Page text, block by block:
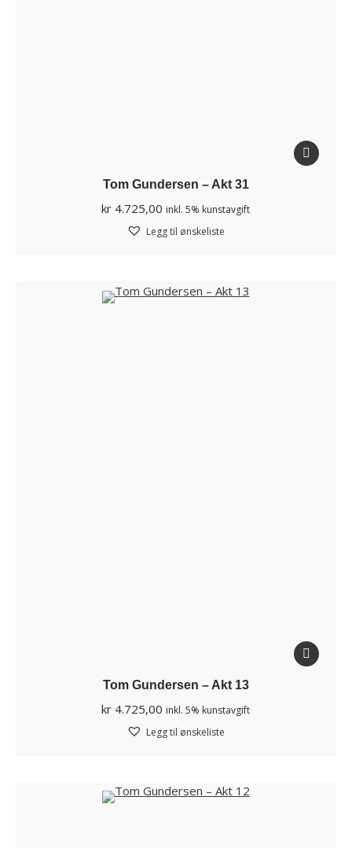
Tom Gundersen – Akt 31
kr 4.725,00 inkl. 5% kunstavgift
Legg til ønskeliste
Tom Gundersen – Akt 13
kr 4.725,00 inkl. 5% kunstavgift
Legg til ønskeliste